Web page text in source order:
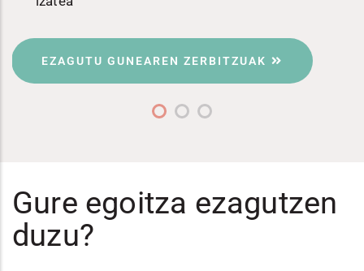
EZAGUTU GUNEAREN ZERBITZUAK
Gure egoitza ezagutzen
duzu?